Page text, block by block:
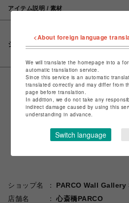
アイテム説明 / 素材
シェアする
ショップ名
PARCO Wall Gallery
店舗名
心斎橋PARCO
<About foreign language
We will translate the homepage into a
automatic translation service.
Since this service is an automatic
translated correctly and may differ from
page before translation.
In addition, we do not take any
indirect damage caused by using this
understanding in advance.
Switch language